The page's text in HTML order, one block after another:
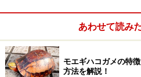
赤っ恥をかかない程度の知識
あわせて読み
モエギハコガメの特
方法を解説！